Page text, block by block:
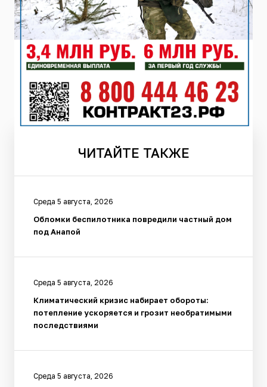
ЧИТАЙТЕ ТАКЖЕ
Среда 5 августа, 2026
Обломки беспилотника повредили частный дом
под Анапой
Среда 5 августа, 2026
Климатический кризис набирает обороты:
потепление ускоряется и грозит необратимыми
последствиями
Среда 5 августа, 2026